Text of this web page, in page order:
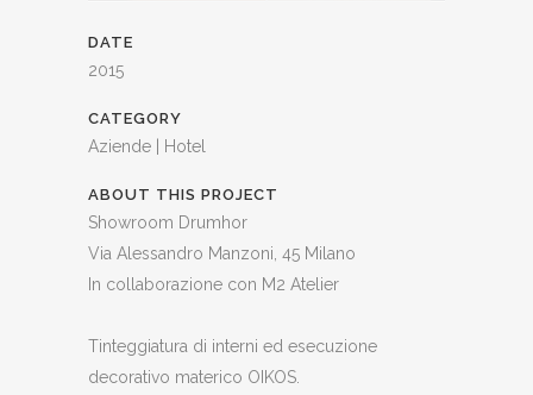
DATE
2015
CATEGORY
Aziende | Hotel
ABOUT THIS PROJECT
Showroom Drumhor
Via Alessandro Manzoni, 45 Milano
In collaborazione con M2 Atelier
Tinteggiatura di interni ed esecuzione
decorativo materico OIKOS.